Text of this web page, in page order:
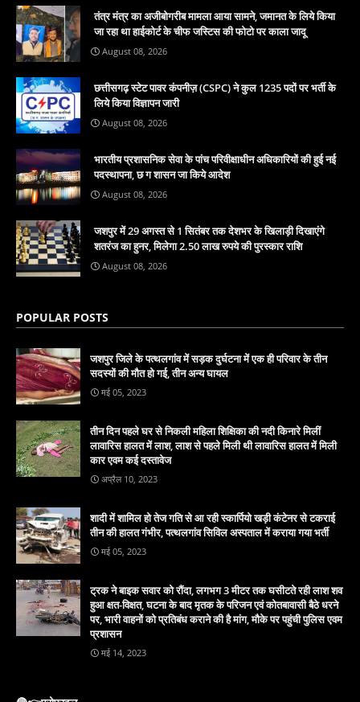
तंत्र मंत्र का अजीबोगरीब मामला आया सामने, जमानत के लिये किया
जा रहा था हाईकोर्ट के चीफ जस्टिस की फोटो पर काला जादू
August 08, 2026
छत्तीसगढ़ स्टेट पावर कंपनीज़ (CSPC) ने कुल 1235 पदों पर भर्ती के
लिये किया विज्ञापन जारी
August 08, 2026
भारतीय प्रशासनिक सेवा के पांच परिवीक्षाधीन अधिकारियों की हुई नई
पदस्थापना, छ ग शासन जा किये आदेश
August 08, 2026
जशपुर में 29 अगस्त से 1 सितंबर तक देशभर के खिलाड़ी दिखाएंगे
शतरंज का हुनर, मिलेगा 2.50 लाख रुपये की पुरस्कार राशि
August 08, 2026
POPULAR POSTS
जशपुर जिले के पत्थलगांव में सड़क दुर्घटना में एक ही परिवार के तीन
सदस्यों की मौत हो गई, तीन अन्य घायल
मई 05, 2023
तीन दिन पहले घर से निकली महिला शिक्षिका की नदी किनारे मिलीं
लावारिस हालत में लाश, लाश से पहले मिली थी लावारिस हालत में मिली
कार एवम कई दस्तावेज
अप्रैल 10, 2023
शादी में शामिल हो तेज गति से आ रही स्कार्पियो खड़ी कंटेनर से टकराई
तीन की हालत गंभीर, पत्थलगांव सिविल अस्पताल में कराया गया भर्ती
मई 05, 2023
ट्रक ने बाइक सवार को रौंदा, लगभग 3 मीटर तक घसीटते रही लाश शव
हुआ क्षत-विक्षत, घटना के बाद मृतक के परिजन एवं कोतबावासी बैठे धरने
पर, भारी वाहनों को प्रतिबंध कराने की है मांग, मौके पर पहुंची पुलिस एवम
प्रशासन
मई 14, 2023